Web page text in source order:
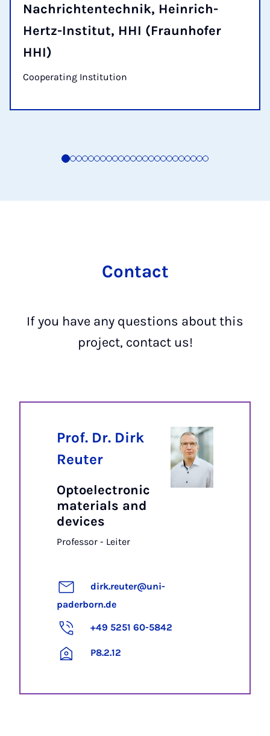
Nachrichtentechnik, Heinrich-
Hertz-Institut, HHI (Fraunhofer
HHI)
Cooperating Institution
Contact
If you have any questions about this
project, contact us!
Prof. Dr. Dirk
Reuter
Optoelectronic
materials and
devices
Professor - Leiter
dirk.reuter@uni-
paderborn.de
+49 5251 60-5842
P8.2.12